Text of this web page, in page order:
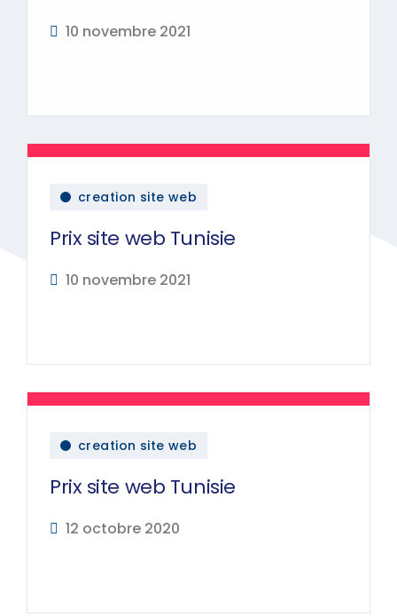
10 novembre 2021
creation site web
Prix site web Tunisie
10 novembre 2021
creation site web
Prix site web Tunisie
12 octobre 2020